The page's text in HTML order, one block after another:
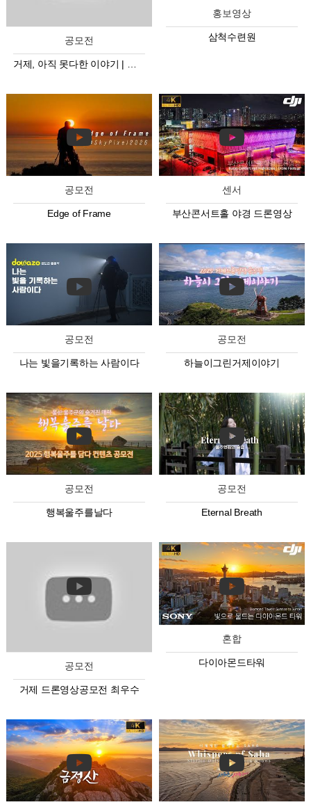
공모전
홍보영상
삼척수련원
공모전
Edge of Frame
센서
부산콘서트홀 야경 드론영상
공모전
나는 빛을기록하는 사람이다
공모전
하늘이그린거제이야기
공모전
행복울주를날다
공모전
Eternal Breath
공모전
거제 드론영상공모전 최우수
혼합
다이아몬드타워